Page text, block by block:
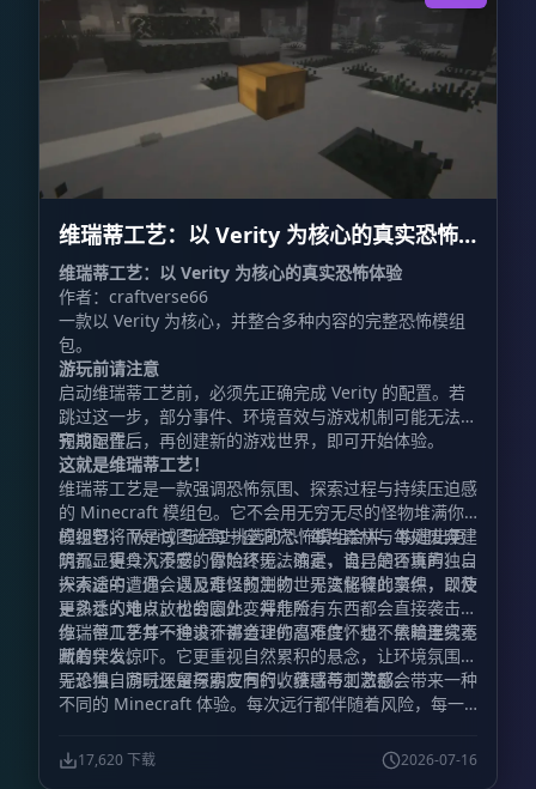
维瑞蒂工艺：以 Verity 为核心的真实恐怖
体验 VerityCraft: A Realistic Horror
Experience with Verity
维瑞蒂工艺：以 Verity 为核心的真实恐怖体验
作者：craftverse66
一款以 Verity 为核心，并整合多种内容的完整恐怖模组
包。
游玩前请注意
启动维瑞蒂工艺前，必须先正确完成 Verity 的配置。若
跳过这一步，部分事件、环境音效与游戏机制可能无法按
预期运作。
完成配置后，再创建新的游戏世界，即可开始体验。
这就是维瑞蒂工艺！
维瑞蒂工艺是一款强调恐怖氛围、探索过程与持续压迫感
的 Minecraft 模组包。它不会用无穷无尽的怪物堆满你
的视野，而是试图让每一座洞穴、每片森林与每处废弃建
筑都显得令人不安。你始终无法确定，自己是否真的独自
一人。
模组包将 Verity 与经过挑选的恐怖模组合并，构建出更
阴沉、更具沉浸感的冒险环境。浓雾、诡异的环境声、令
人不适的遭遇，以及难以预测的世界变化彼此交织，即使
是熟悉的地点，也会因此变得危险。
探索途中，你会遇见奇怪的生物、无法解释的事件，以及
更多让人难以放松的意外。并非所有东西都会直接袭击
你，但几乎每一种设计都会让你忍不住怀疑：黑暗里究竟
藏着什么。
维瑞蒂工艺并不追求不讲道理的高难度，也不依赖连续不
断的突发惊吓。它更重视自然累积的悬念，让环境氛围主
导恐惧，同时保留探索应有的收获感与刺激感。
无论独自游玩还是与朋友同行，维瑞蒂工艺都会带来一种
不同的 Minecraft 体验。每次远行都伴随着风险，每一
过去的时间，而是一场必须设法活下来的考验。
17,620 下载 2026-07-16